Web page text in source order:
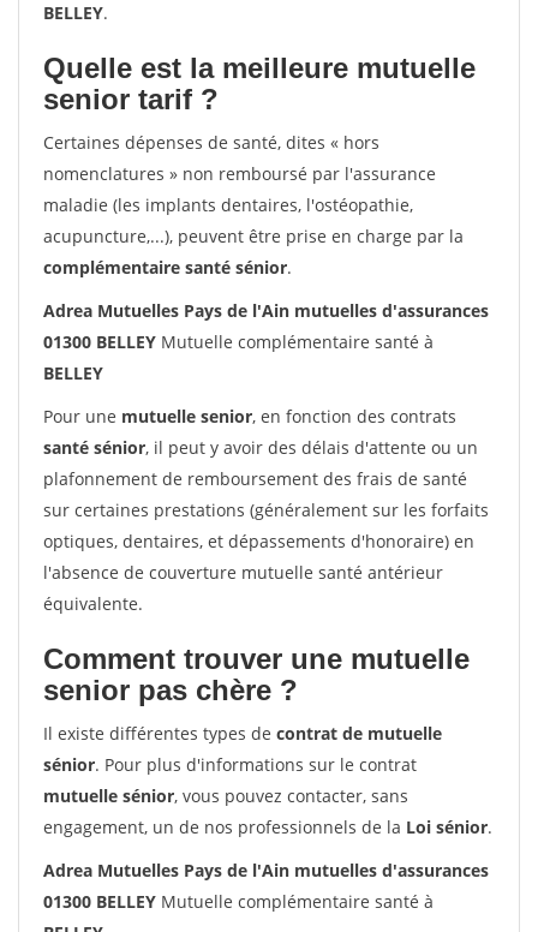
BELLEY.
Quelle est la meilleure mutuelle
senior tarif ?
Certaines dépenses de santé, dites « hors
nomenclatures » non remboursé par l'assurance
maladie (les implants dentaires, l'ostéopathie,
acupuncture,...), peuvent être prise en charge par la
complémentaire santé sénior.
Adrea Mutuelles Pays de l'Ain mutuelles d'assurances
01300 BELLEY Mutuelle complémentaire santé à
BELLEY
Pour une mutuelle senior, en fonction des contrats
santé sénior, il peut y avoir des délais d'attente ou un
plafonnement de remboursement des frais de santé
sur certaines prestations (généralement sur les forfaits
optiques, dentaires, et dépassements d'honoraire) en
l'absence de couverture mutuelle santé antérieur
équivalente.
Comment trouver une mutuelle
senior pas chère ?
Il existe différentes types de contrat de mutuelle
sénior. Pour plus d'informations sur le contrat
mutuelle sénior, vous pouvez contacter, sans
engagement, un de nos professionnels de la Loi sénior.
Adrea Mutuelles Pays de l'Ain mutuelles d'assurances
01300 BELLEY Mutuelle complémentaire santé à